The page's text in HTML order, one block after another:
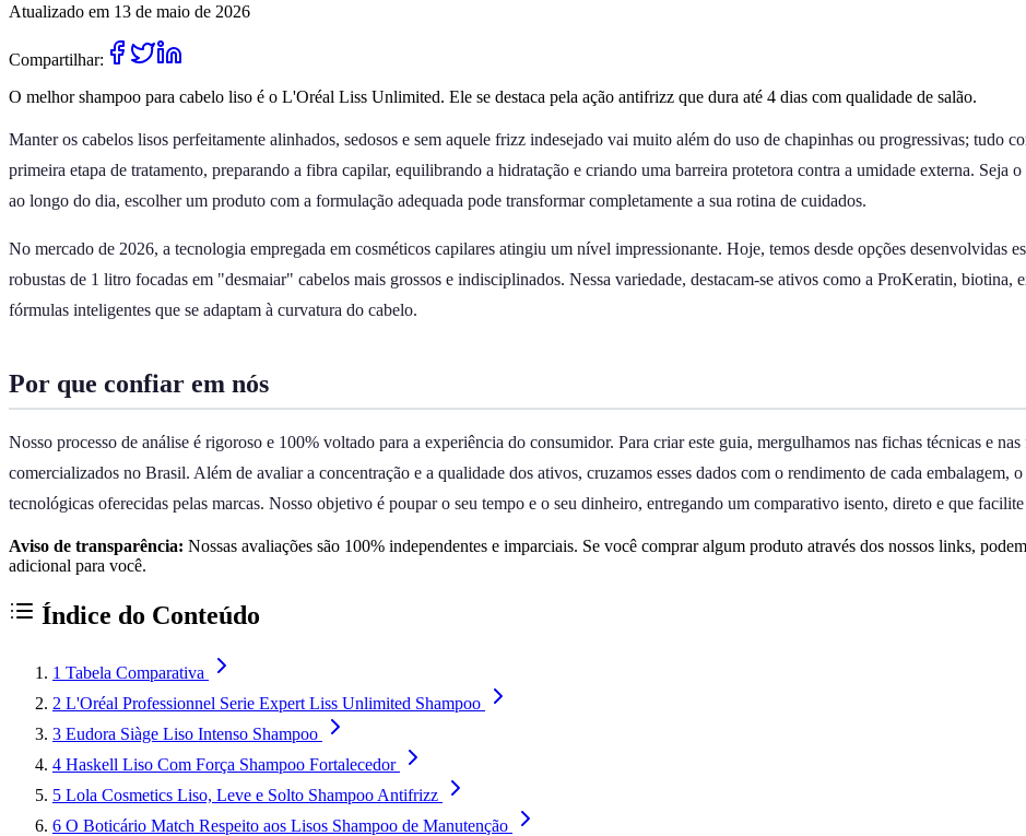
Atualizado em 13 de maio de 2026
Compartilhar:
O melhor shampoo para cabelo liso é o L'Oréal Liss Unlimited. Ele se destaca pela ação antifrizz que dura até 4 dias com qualidade de salão.
Manter os cabelos lisos perfeitamente alinhados, sedosos e sem aquele frizz indesejado vai muito além do uso de chapinhas ou progressivas; tudo
primeira etapa de tratamento, preparando a fibra capilar, equilibrando a hidratação e criando uma barreira protetora contra a umidade externa. Seja
ao longo do dia, escolher um produto com a formulação adequada pode transformar completamente a sua rotina de cuidados.
No mercado de 2026, a tecnologia empregada em cosméticos capilares atingiu um nível impressionante. Hoje, temos desde opções desenvolvidas
robustas de 1 litro focadas em "desmaiar" cabelos mais grossos e indisciplinados. Nessa variedade, destacam-se ativos como a ProKeratin,
fórmulas inteligentes que se adaptam à curvatura do cabelo.
Por que confiar em nós
Nosso processo de análise é rigoroso e 100% voltado para a experiência do consumidor. Para criar este guia, mergulhamos nas fichas técnicas e
comercializados no Brasil. Além de avaliar a concentração e a qualidade dos ativos, cruzamos esses dados com o rendimento de cada
tecnológicas oferecidas pelas marcas. Nosso objetivo é poupar o seu tempo e o seu dinheiro, entregando um comparativo isento, direto e que
Aviso de transparência: Nossas avaliações são 100% independentes e imparciais. Se você comprar algum produto através dos nossos links,
adicional para você.
Índice do Conteúdo
1 Tabela Comparativa
2 L'Oréal Professionnel Serie Expert Liss Unlimited Shampoo
3 Eudora Siàge Liso Intenso Shampoo
4 Haskell Liso Com Força Shampoo Fortalecedor
5 Lola Cosmetics Liso, Leve e Solto Shampoo Antifrizz
6 O Boticário Match Respeito aos Lisos Shampoo de Manutenção